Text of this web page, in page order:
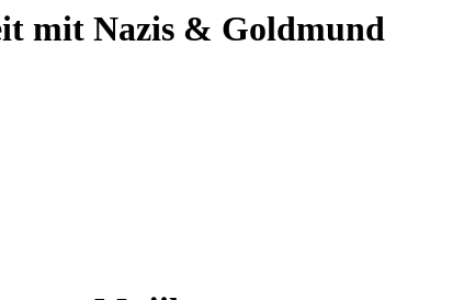
mit Nazis & Goldmund